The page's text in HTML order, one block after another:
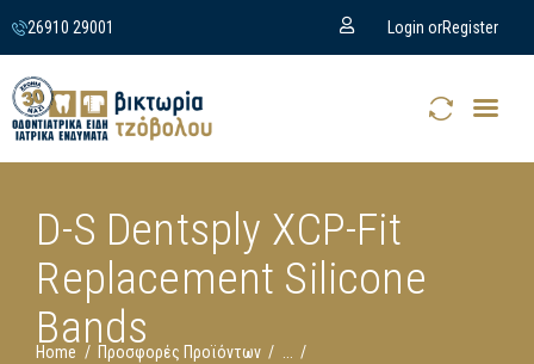
26910 29001 Login orRegister
D-S Dentsply XCP-Fit
Replacement Silicone
Bands
Home Προσφορές Προϊόντων
...